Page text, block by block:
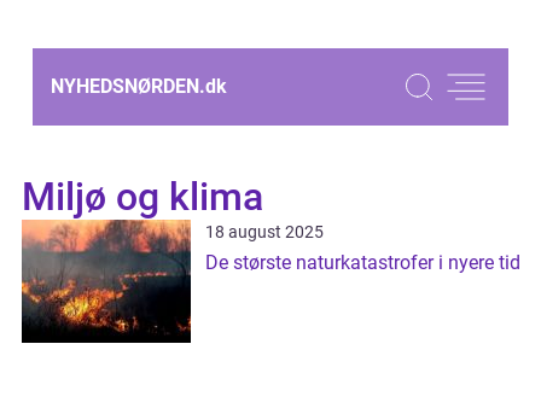
NYHEDSNØRDEN.dk
Miljø og klima
18 august 2025
De største naturkatastrofer i nyere tid